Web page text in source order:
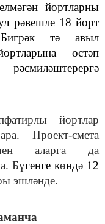
йортларны
рәвешле 18 йорт
тә авыл
өстәп
йортлар
Проект-смета
аларга да
Бүгенге көндә 12
эшләнде.